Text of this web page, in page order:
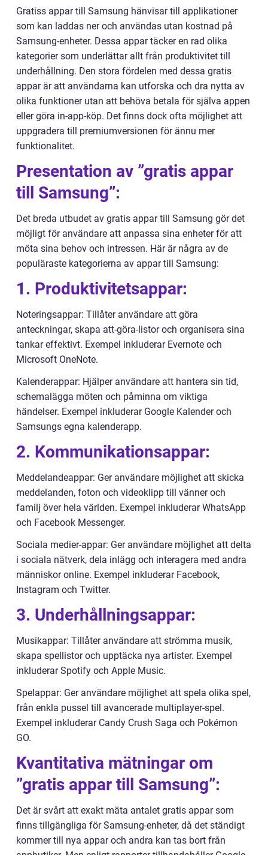
Gratiss appar till Samsung hänvisar till applikationer
som kan laddas ner och användas utan kostnad på
Samsung-enheter. Dessa appar täcker en rad olika
kategorier som underlättar allt från produktivitet till
underhållning. Den stora fördelen med dessa gratis
appar är att användarna kan utforska och dra nytta av
olika funktioner utan att behöva betala för själva appen
eller göra in-app-köp. Det finns dock ofta möjlighet att
uppgradera till premiumversionen för ännu mer
funktionalitet.
Presentation av ”gratis appar
till Samsung”:
Det breda utbudet av gratis appar till Samsung gör det
möjligt för användare att anpassa sina enheter för att
möta sina behov och intressen. Här är några av de
populäraste kategorierna av appar till Samsung:
1. Produktivitetsappar:
Noteringsappar: Tillåter användare att göra
anteckningar, skapa att-göra-listor och organisera sina
tankar effektivt. Exempel inkluderar Evernote och
Microsoft OneNote.
Kalenderappar: Hjälper användare att hantera sin tid,
schemalägga möten och påminna om viktiga
händelser. Exempel inkluderar Google Kalender och
Samsungs egna kalenderapp.
2. Kommunikationsappar:
Meddelandeappar: Ger användare möjlighet att skicka
meddelanden, foton och videoklipp till vänner och
familj över hela världen. Exempel inkluderar WhatsApp
och Facebook Messenger.
Sociala medier-appar: Ger användare möjlighet att delta
i sociala nätverk, dela inlägg och interagera med andra
människor online. Exempel inkluderar Facebook,
Instagram och Twitter.
3. Underhållningsappar:
Musikappar: Tillåter användare att strömma musik,
skapa spellistor och upptäcka nya artister. Exempel
inkluderar Spotify och Apple Music.
Spelappar: Ger användare möjlighet att spela olika spel,
från enkla pussel till avancerade multiplayer-spel.
Exempel inkluderar Candy Crush Saga och Pokémon
GO.
Kvantitativa mätningar om
”gratis appar till Samsung”:
Det är svårt att exakt mäta antalet gratis appar som
finns tillgängliga för Samsung-enheter, då det ständigt
kommer till nya appar och andra kan tas bort från